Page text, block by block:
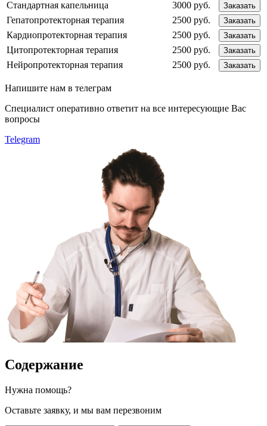
Стандартная капельница 3000 руб. Заказать
Гепатопротекторная терапия 2500 руб. Заказать
Кардиопротекторная терапия 2500 руб. Заказать
Цитопротекторная терапия 2500 руб. Заказать
Нейропротекторная терапия 2500 руб. Заказать
Напишите нам в телеграм
Специалист оперативно ответит на все интересующие Вас
вопросы
Telegram
Содержание
Нужна помощь?
Оставьте заявку, и мы вам перезвоним